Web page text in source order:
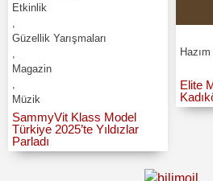
Etkinlik
,
Güzellik Yarışmaları
,
Magazin
,
Müzik
SammyVit Klass Model
Türkiye 2025’te Yıldızlar
Parladı
Elite